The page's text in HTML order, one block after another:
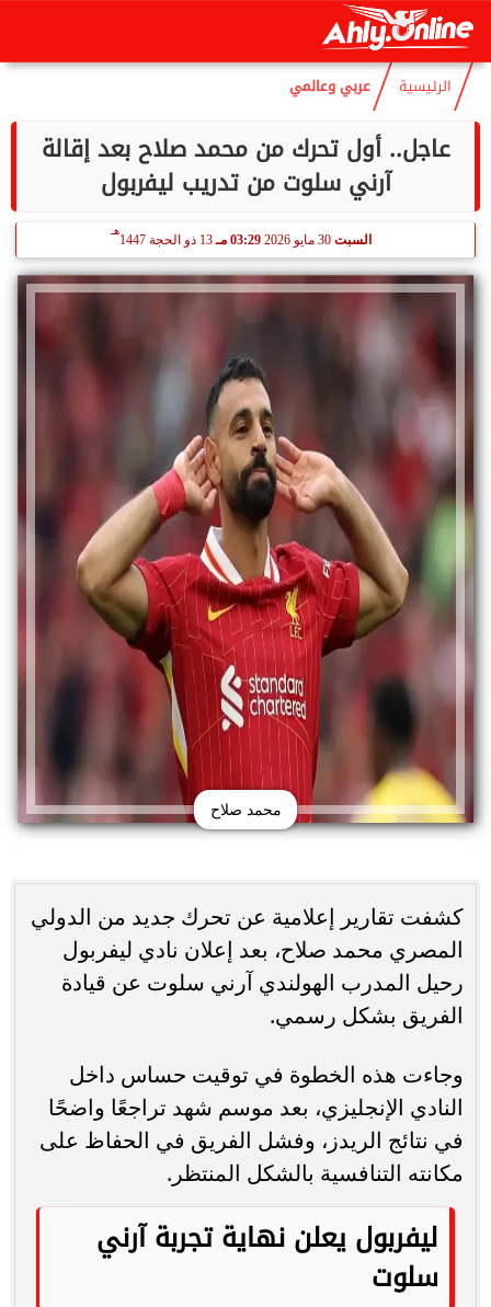
الخميس
الرئيسية عربي وعالمي
عاجل.. أول تحرك من محمد صلاح بعد إقالة
آرني سلوت من تدريب ليفربول
السبت 03:29 مـ 13 ذو الحجة 1447
هـ
محمد صلاح
كشفت تقارير إعلامية عن تحرك جديد من الدولي
المصري محمد صلاح، بعد إعلان نادي ليفربول
رحيل المدرب الهولندي آرني سلوت عن قيادة
الفريق بشكل رسمي.
وجاءت هذه الخطوة في توقيت حساس داخل
النادي الإنجليزي، بعد موسم شهد تراجعًا واضحًا
في نتائج الريدز، وفشل الفريق في الحفاظ على
مكانته التنافسية بالشكل المنتظر.
ليفربول يعلن نهاية تجربة آرني
سلوت